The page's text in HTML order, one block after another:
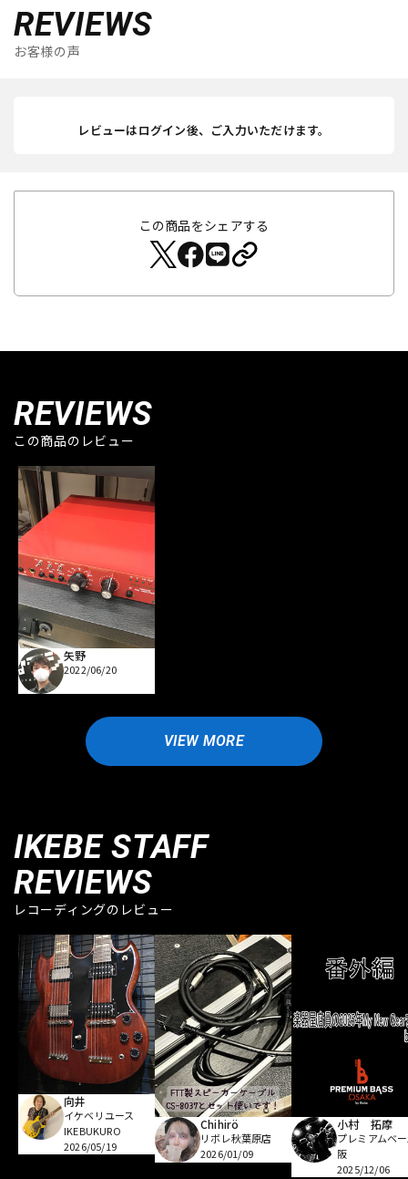
REVIEWS
お客様の声
レビューはログイン後、ご入力いただけます。
この商品をシェアする
REVIEWS
この商品のレビュー
矢野
2022/06/20
VIEW MORE
IKEBE STAFF
REVIEWS
レコーディングのレビュー
向井
イケベリユース
IKEBUKURO
2026/05/19
Chihirö
リボレ秋葉原店
2026/01/09
小村 拓摩
プレミアムベ
阪
2025/12/06